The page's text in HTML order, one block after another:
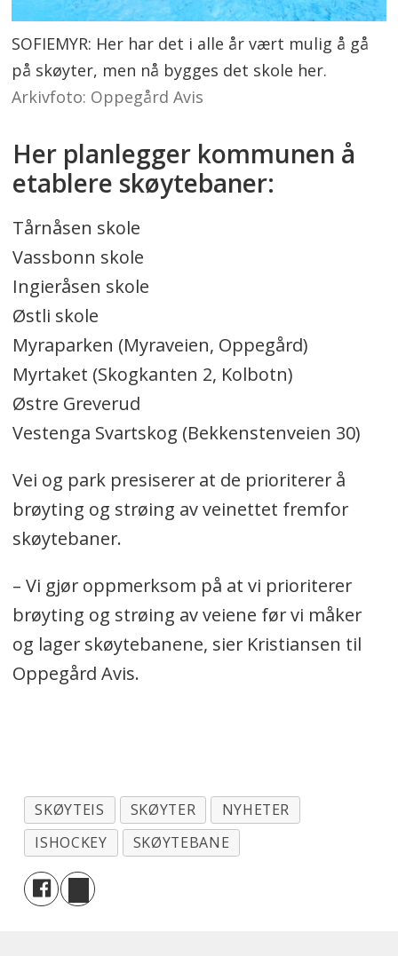
SOFIEMYR: Her har det i alle år vært mulig å gå
på skøyter, men nå bygges det skole her.
Arkivfoto: Oppegård Avis
Her planlegger kommunen å
etablere skøytebaner:
Tårnåsen skole
Vassbonn skole
Ingieråsen skole
Østli skole
Myraparken (Myraveien, Oppegård)
Myrtaket (Skogkanten 2, Kolbotn)
Østre Greverud
Vestenga Svartskog (Bekkenstenveien 30)
Vei og park presiserer at de prioriterer å
brøyting og strøing av veinettet fremfor
skøytebaner.
– Vi gjør oppmerksom på at vi prioriterer
brøyting og strøing av veiene før vi måker
og lager skøytebanene, sier Kristiansen til
Oppegård Avis.
SKØYTEIS SKØYTER
NYHETER
ISHOCKEY
SKØYTEBANE